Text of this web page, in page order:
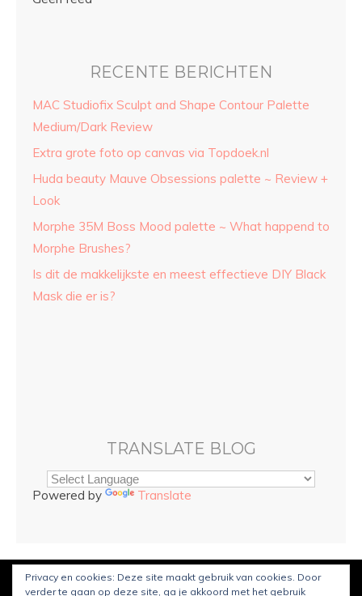
RECENTE BERICHTEN
MAC Studiofix Sculpt and Shape Contour Palette
Medium/Dark Review
Extra grote foto op canvas via Topdoek.nl
Huda beauty Mauve Obsessions palette ~ Review +
Look
Morphe 35M Boss Mood palette ~ What happend to
Morphe Brushes?
Is dit de makkelijkste en meest effectieve DIY Black
Mask die er is?
TRANSLATE BLOG
Powered by Translate
© CopyrightSarah and Beauty2022. Mogelijk gemaakt door
Privacy en cookies: Deze site maakt gebruik van cookies. Door
verder te gaan op deze site, ga je akkoord met het gebruik